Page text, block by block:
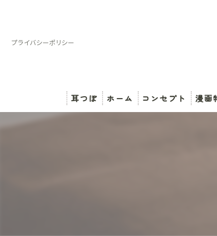
プライバシーポリシー
耳つぼ ホーム コンセプト 漫画